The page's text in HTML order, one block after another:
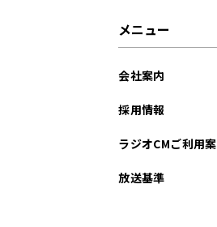
2021年
2021年
メニュー
会社案内
採用情報
ラジオCMご利用
放送基準